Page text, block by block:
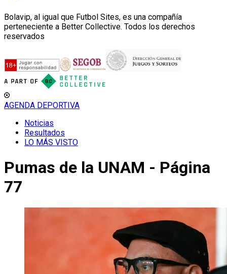
Bolavip, al igual que Futbol Sites, es una compañía
perteneciente a Better Collective. Todos los derechos
reservados
AGENDA DEPORTIVA
Noticias
Resultados
LO MÁS VISTO
Pumas de la UNAM - Página
77